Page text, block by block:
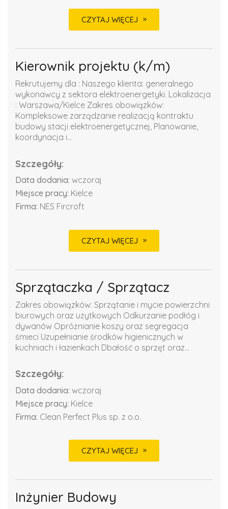
CZYTAJ WIĘCEJ
Kierownik projektu (k/m)
Rekrutujemy dla : Naszego klienta: generalnego
wykonawcy z sektora elektroenergetyki. Lokalizacja
: Warszawa/Kielce Zakres obowiązków:
Kompleksowe zarządzanie realizacją kontraktu
budowy stacji elektroenergetycznej, Planowanie,
koordynacja i...
Szczegóły:
Data dodania: wczoraj
Miejsce pracy: Kielce
Firma: NES Fircroft
CZYTAJ WIĘCEJ
Sprzątaczka / Sprzątacz
Zakres obowiązków: Sprzątanie i mycie powierzchni
biurowych oraz użytkowych Odkurzanie podłóg i
dywanów Opróżnianie koszy oraz segregacja
śmieci Uzupełnianie środków higienicznych w
kuchniach i łazienkach Dbałość o sprzęt oraz...
Szczegóły:
Data dodania: wczoraj
Miejsce pracy: Kielce
Firma: Clean Perfect Plus sp. z o.o.
CZYTAJ WIĘCEJ
Inżynier Budowy